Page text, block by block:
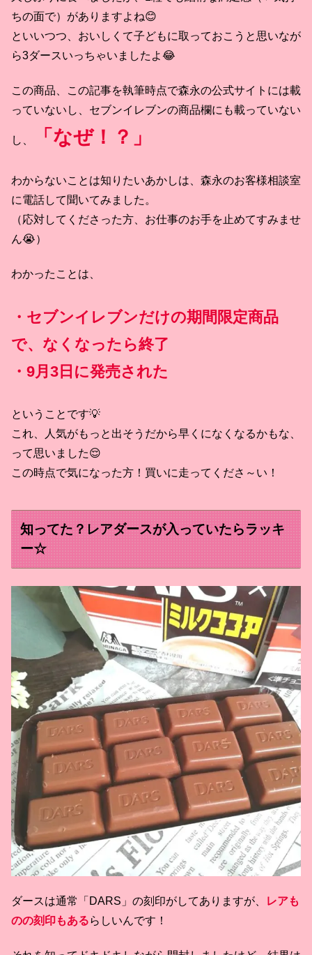
ちの面で）がありますよね😊
といいつつ、おいしくて子どもに取っておこうと思いなが
ら3ダースいっちゃいましたよ😂
この商品、この記事を執筆時点で森永の公式サイトには載
っていないし、セブンイレブンの商品欄にも載っていない
し、 「なぜ！？」
わからないことは知りたいあかしは、森永のお客様相談室
に電話して聞いてみました。
（応対してくださった方、お仕事のお手を止めてすみませ
ん😭）
わかったことは、
・セブンイレブンだけの期間限定商品
で、なくなったら終了
・9月3日に発売された
ということです💡
これ、人気がもっと出そうだから早くになくなるかもな、
って思いました😌
この時点で気になった方！買いに走ってくださ～い！
知ってた？レアダースが入っていたらラッキ
ー☆
ダースは通常「DARS」の刻印がしてありますが、
レアも
のの刻印もあるらしいんです！